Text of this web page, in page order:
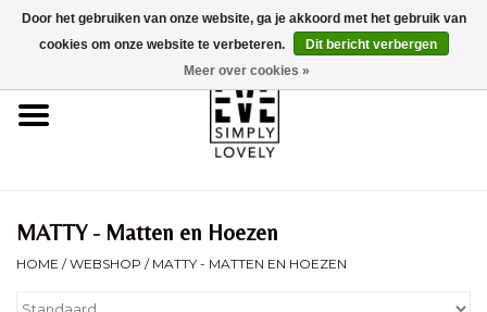
0 Artikelen - €0,00
Home
Duurzaamheid
MATTY - Matten en Hoezen
HOME /WEBSHOP / MATTY - MATTEN EN HOEZEN
Door het gebruiken van onze website, ga je akkoord met het gebruik van
cookies om onze website te verbeteren.
Dit bericht verbergen
Meer over cookies »